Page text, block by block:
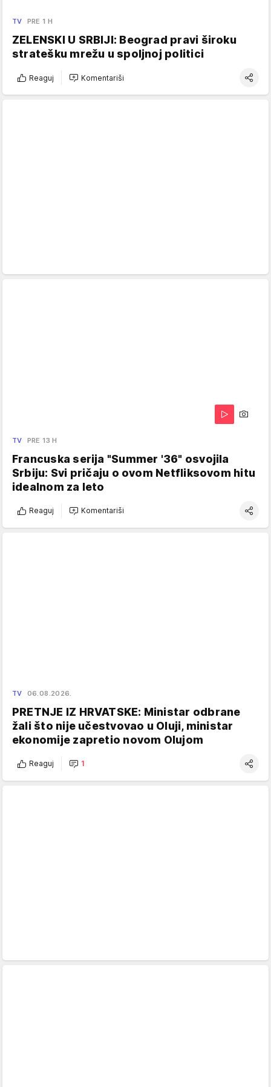
TV PRE 1 H
ZELENSKI U SRBIJI: Beograd pravi široku
stratešku mrežu u spoljnoj politici
Reaguj Komentariši
TV PRE 13 H
Francuska serija "Summer '36" osvojila
Srbiju: Svi pričaju o ovom Netfliksovom hitu
idealnom za leto
Reaguj Komentariši
TV 06.08.2026.
PRETNJE IZ HRVATSKE: Ministar odbrane
žali što nije učestvovao u Oluji, ministar
ekonomije zapretio novom Olujom
Reaguj 1